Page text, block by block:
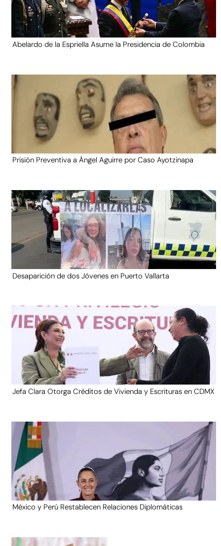
Abelardo de la Espriella Asume la Presidencia de Colombia
Prisión Preventiva a Ángel Aguirre por Caso Ayotzinapa
Desaparición de dos Jóvenes en Puerto Vallarta
Jefa Clara Otorga Créditos de Vivienda y Escrituras en CDMX
México y Perú Restablecen Relaciones Diplomáticas